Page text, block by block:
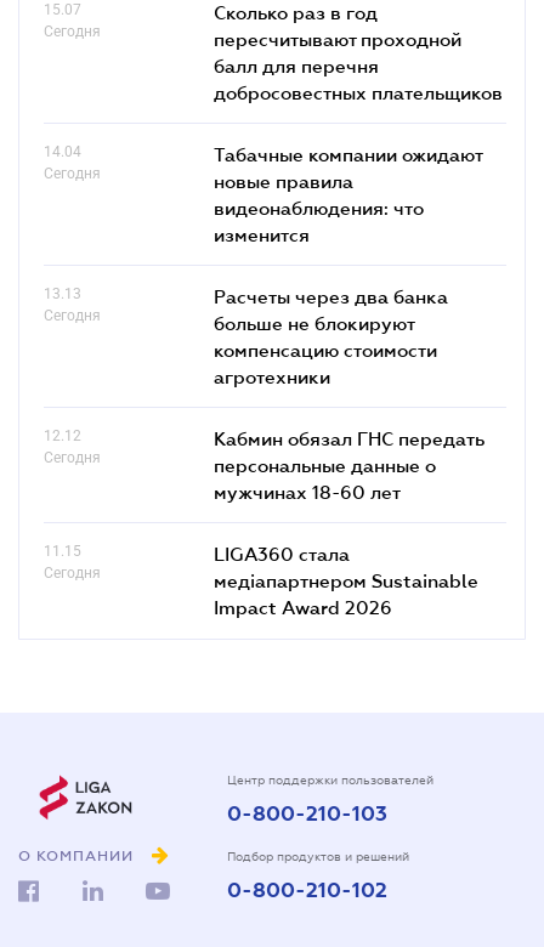
15.07
Сегодня
Сколько раз в год
пересчитывают проходной
балл для перечня
добросовестных плательщиков
14.04
Сегодня
Табачные компании ожидают
новые правила
видеонаблюдения: что
изменится
13.13
Сегодня
Расчеты через два банка
больше не блокируют
компенсацию стоимости
агротехники
12.12
Сегодня
Кабмин обязал ГНС передать
персональные данные о
мужчинах 18-60 лет
11.15
Сегодня
LIGA360 стала
медіапартнером Sustainable
Impact Award 2026
О КОМПАНИИ
Центр поддержки пользователей
0-800-210-103
Подбор продуктов и решений
0-800-210-102